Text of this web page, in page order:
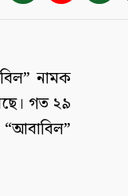
নামক
গত ২৯